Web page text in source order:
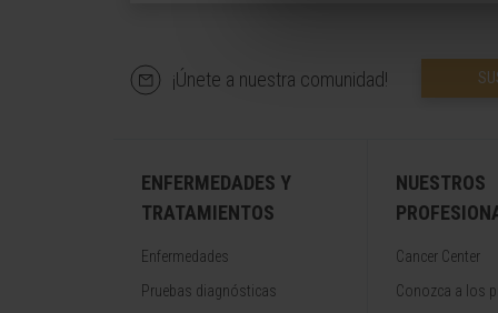
¡Únete a nuestra comunidad!
ENFERMEDADES Y
TRATAMIENTOS
Enfermedades
Pruebas diagnósticas
NUESTROS
Cancer Center
Conozca a los